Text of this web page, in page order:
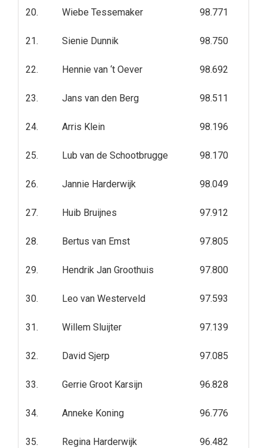
20. Wiebe Tessemaker 98.771
21. Sienie Dunnik 98.750
22. Hennie van ‘t Oever 98.692
23. Jans van den Berg 98.511
24. Arris Klein 98.196
25. Lub van de Schootbrugge 98.170
26. Jannie Harderwijk 98.049
27. Huib Bruijnes 97.912
28. Bertus van Emst 97.805
29. Hendrik Jan Groothuis 97.800
30. Leo van Westerveld 97.593
31. Willem Sluijter 97.139
32. David Sjerp 97.085
33. Gerrie Groot Karsijn 96.828
34. Anneke Koning 96.776
35. Regina Harderwijk 96.482